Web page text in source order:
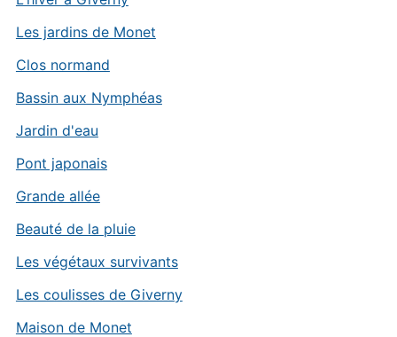
Les jardins de Monet
Clos normand
Bassin aux Nymphéas
Jardin d'eau
Pont japonais
Grande allée
Beauté de la pluie
Les végétaux survivants
Les coulisses de Giverny
Maison de Monet